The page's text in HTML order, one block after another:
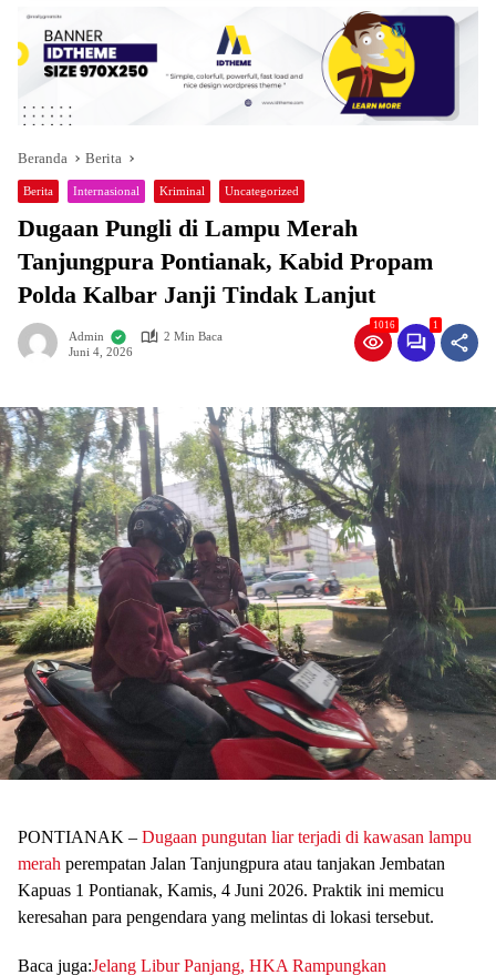
Beranda Berita
Berita Internasional Kriminal Uncategorized
Dugaan Pungli di Lampu Merah
Tanjungpura Pontianak, Kabid Propam
Polda Kalbar Janji Tindak Lanjut
Admin
2 Min Baca
Juni 4, 2026
1016 1
PONTIANAK – Dugaan pungutan liar terjadi di kawasan lampu
merah perempatan Jalan Tanjungpura atau tanjakan Jembatan
Kapuas 1 Pontianak, Kamis, 4 Juni 2026. Praktik ini memicu
keresahan para pengendara yang melintas di lokasi tersebut.
Baca juga:Jelang Libur Panjang, HKA Rampungkan